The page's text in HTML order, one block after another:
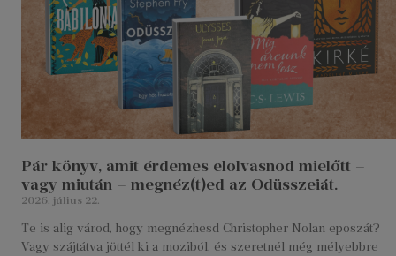
Pár könyv, amit érdemes elolvasnod mielőtt –
vagy miután – megnéz(t)ed az Odüsszeiát.
2026. július 22.
Te is alig várod, hogy megnézhesd Christopher Nolan eposzát?
Vagy szájtátva jöttél ki a moziból, és szeretnél még mélyebbre